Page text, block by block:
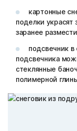
картонные
поделки украсят
заранее
подсвечник в
подсвечника
стеклянные
полимерной